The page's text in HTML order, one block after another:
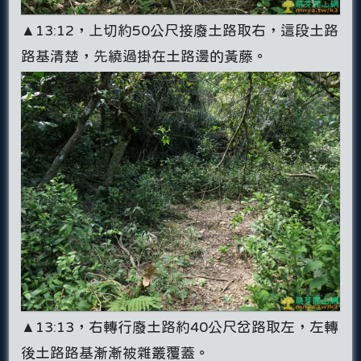
▲13:12，上切約50公尺接廢土路取右，這段土路
路基清楚，先繞過掛在土路邊的黃藤。
▲13:13，右轉行廢土路約40公尺岔路取左，左轉
後土路路基漸漸被雜叢覆蓋。